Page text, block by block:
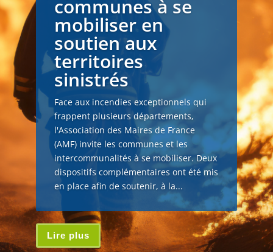
communes à se
mobiliser en
soutien aux
territoires
sinistrés
Face aux incendies exceptionnels qui
frappent plusieurs départements,
l'Association des Maires de France
(AMF) invite les communes et les
intercommunalités à se mobiliser. Deux
dispositifs complémentaires ont été mis
en place afin de soutenir, à la...
Lire plus